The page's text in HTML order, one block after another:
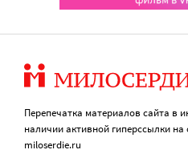
Перепечатка материалов сайта в
наличии активной гиперссылки
miloserdie.ru